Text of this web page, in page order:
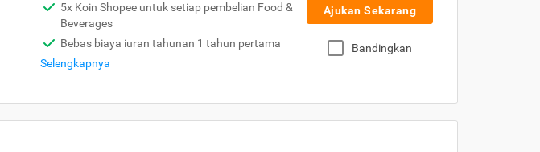
5x Koin Shopee untuk setiap pembelian Food &
Beverages
Bebas biaya iuran tahunan 1 tahun pertama
Selengkapnya
Ajukan Sekarang
Bandingkan